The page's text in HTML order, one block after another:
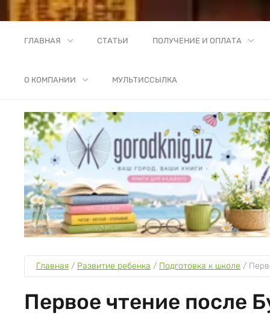
ГЛАВНАЯ СТАТЬИ ПОЛУЧЕНИЕ И ОПЛАТА
О КОМПАНИИ МУЛЬТИССЫЛКА
Главная / Развитие ребенка / Подготовка к школе /
Первое чтение после